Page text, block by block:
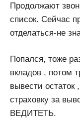
Продолжают
список. Сейчас
отделаться-не
Попался, тоже
вкладов , потом
вывести остаток
страховку за
ВЕДИТЕТЬ.